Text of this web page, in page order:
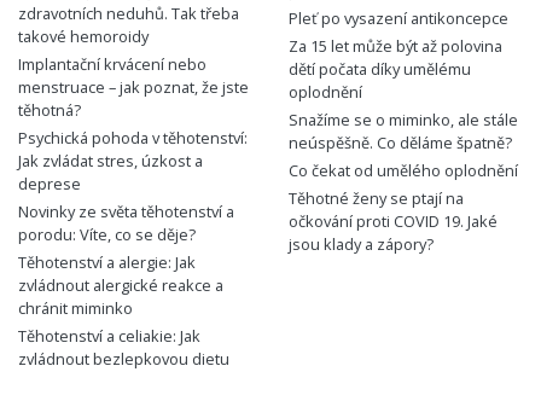
zdravotních neduhů. Tak třeba
takové hemoroidy
Implantační krvácení nebo
menstruace – jak poznat, že jste
těhotná?
Psychická pohoda v těhotenství:
Jak zvládat stres, úzkost a
deprese
Novinky ze světa těhotenství a
porodu: Víte, co se děje?
Těhotenství a alergie: Jak
zvládnout alergické reakce a
chránit miminko
Těhotenství a celiakie: Jak
zvládnout bezlepkovou dietu
Pleť po vysazení antikoncepce
Za 15 let může být až polovina
dětí počata díky umělému
oplodnění
Snažíme se o miminko, ale stále
neúspěšně. Co děláme špatně?
Co čekat od umělého oplodnění
Těhotné ženy se ptají na
očkování proti COVID 19. Jaké
jsou klady a zápory?